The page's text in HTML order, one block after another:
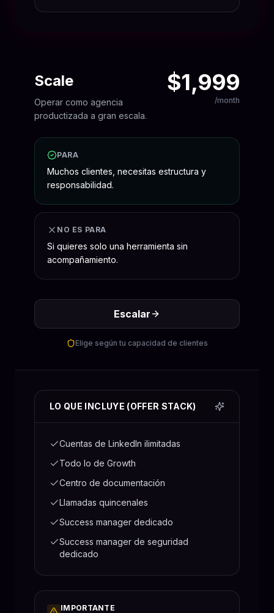
Scale
Operar como agencia
productizada a gran escala.
$1,999
/month
PARA
Muchos clientes, necesitas estructura y
responsabilidad.
NO ES PARA
Si quieres solo una herramienta sin
acompañamiento.
Escalar
Elige según tu capacidad de clientes
LO QUE INCLUYE (OFFER STACK)
Cuentas de LinkedIn ilimitadas
Todo lo de Growth
Centro de documentación
Llamadas quincenales
Success manager dedicado
Success manager de seguridad
dedicado
IMPORTANTE